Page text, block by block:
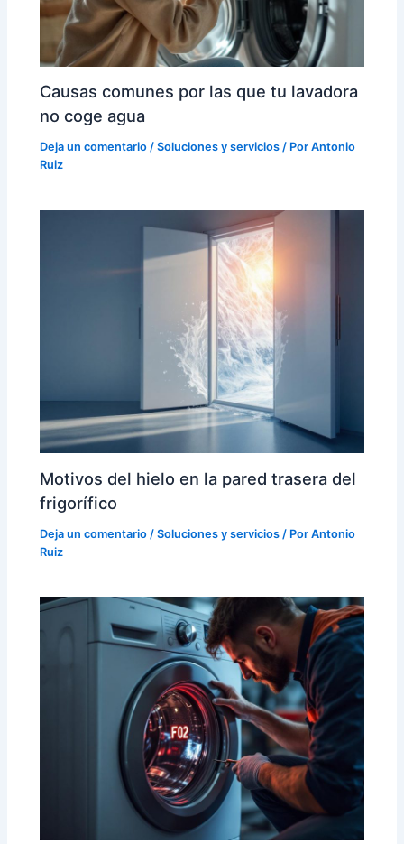
Causas comunes por las que tu lavadora
no coge agua
Deja un comentario /Soluciones y servicios / PorAntonio
Ruiz
Motivos del hielo en la pared trasera del
frigorífico
Deja un comentario /Soluciones y servicios / PorAntonio
Ruiz